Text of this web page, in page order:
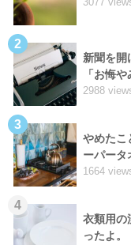
2
新聞を開
「お悔
2988
3
やめたこ
ーパータ
1664
4
衣類用の
ったよ。